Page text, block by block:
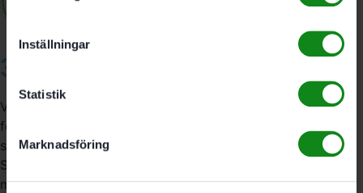
Inställningar
Statistik
Marknadsföring
3A Byggdelen
Vi är återförsäljare av elverktyg, tillbehör, infästning och
förbrukningsmaterial. Vi har en fysisk butik och
serviceverkstad i Stockholm samt en e-handel för hela
Sverige. Av oss får du professionell service av
medarbetare med gedigen erfarenhet.